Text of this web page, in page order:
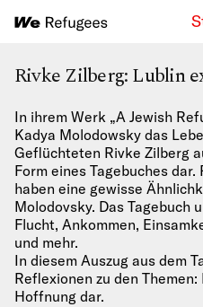
Rivke Zilberg: Lublin
In ihrem Werk „A Jewish
Kadya Molodowsky das
Geflüchteten Rivke Zilberg
Form eines Tagebuches
haben eine gewisse
Molodovsky. Das Tagebuch
Flucht, Ankommen,
und mehr.
In diesem Auszug aus dem
Reflexionen zu den
Hoffnung dar.